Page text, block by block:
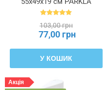
ПЕРКЛА, 503.953.82
103,00 грн
77,00 грн
У КОШИК
Акція